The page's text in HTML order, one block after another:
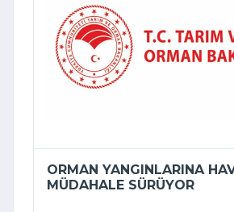
ORMAN YANGINLARINA
MÜDAHALE SÜRÜYOR